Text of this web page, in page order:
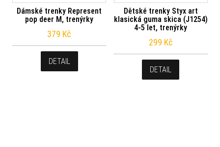
Dámské trenky Represent
pop deer M, trenýrky
379 Kč
DETAIL
Dětské trenky Styx art
klasická guma skica (J1254)
4-5 let, trenýrky
299 Kč
DETAIL